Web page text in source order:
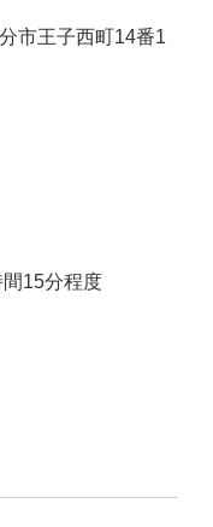
市王子西町14番1
15分程度